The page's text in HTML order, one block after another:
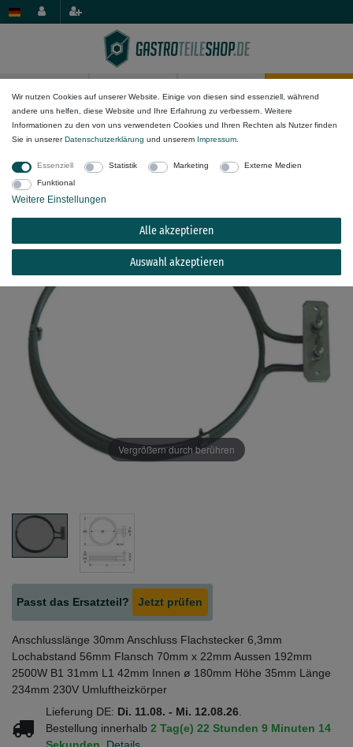
Elektro-Komponenten Heizkörper Strahlungsheizkörper
23mm Befestigung M4 H1 12mm
Vergrößern durch berühren
Passt das Ersatzteil? Jetzt prüfen
Anschlusslänge 30mm Anschluss Flachstecker 6,3mm
Lochabstand 56mm Flansch 70mm x 22mm Aussen 192mm
2500W B1 31mm L1 42mm Innen ø 180mm Höhe 35mm Länge
234mm 230V Umluftheizkörper
Lieferung DE: Di. 11.08. - Mi. 12.08.26
Bestellung innerhalb 2 Tag(e) 22 Stunden 9 Minuten 13
Sekunden
Details
Wir nutzen Cookies auf unserer Website. Einige von diesen sind essenziell, während
andere uns helfen, diese Website und Ihre Erfahrung zu verbessern. Weitere
Informationen zu den von uns verwendeten Cookies und Ihren Rechten als Nutzer finden
Sie in unsererDaten­schutz­erklärung und unserem Impressum
Essenziell Statistik Marketing
Externe Medien
Funktional
Weitere Einstellungen
Alle akzeptieren
Auswahl akzeptieren